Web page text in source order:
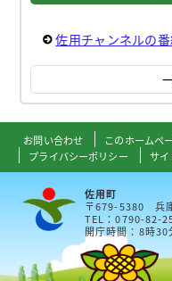
佐用チャンネルの
お問い合わせ このホームペ
プライバシーポリシー
サイ
佐用町
〒679-5380 兵
TEL：0790-82-
開庁時間：8時30